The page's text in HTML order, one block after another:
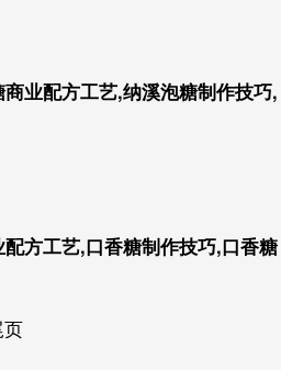
业配方工艺,纳溪泡糖制作技巧,
方工艺,口香糖制作技巧,口香糖
页